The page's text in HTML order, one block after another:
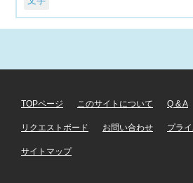
TOPページ このサイトについて Q & A
リクエストボード お問い合わせ プラ
サイトマップ